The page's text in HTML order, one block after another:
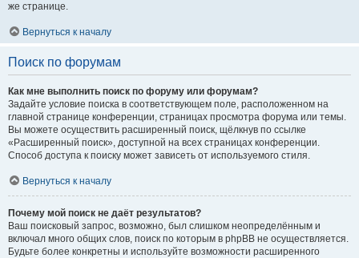
же странице.
Вернуться к началу
Поиск по форумам
Как мне выполнить поиск по форуму или форумам?
Задайте условие поиска в соответствующем поле, расположенном на
главной странице конференции, страницах просмотра форума или темы.
Вы можете осуществить расширенный поиск, щёлкнув по ссылке
«Расширенный поиск», доступной на всех страницах конференции.
Способ доступа к поиску может зависеть от используемого стиля.
Вернуться к началу
Почему мой поиск не даёт результатов?
Ваш поисковый запрос, возможно, был слишком неопределённым и
включал много общих слов, поиск по которым в phpBB не осуществляется.
Будьте более конкретны и используйте возможности расширенного